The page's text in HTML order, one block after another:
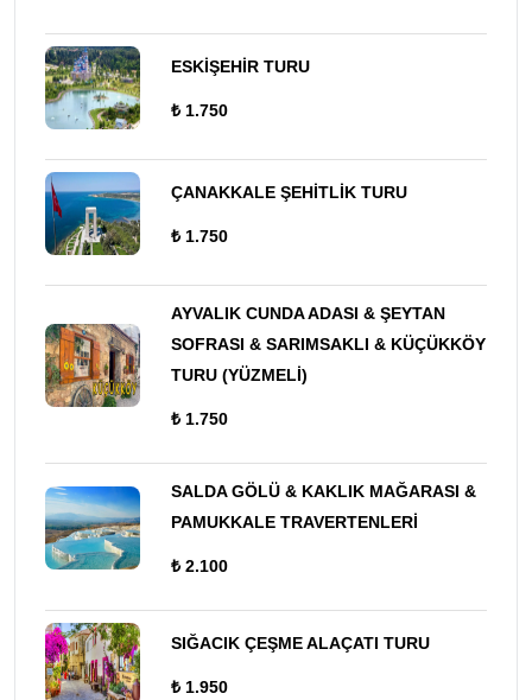
ESKİŞEHİR TURU
₺ 1.750
ÇANAKKALE ŞEHİTLİK TURU
₺ 1.750
AYVALIK CUNDA ADASI & ŞEYTAN
SOFRASI & SARIMSAKLI & KÜÇÜKKÖY
TURU (YÜZMELİ)
₺ 1.750
SALDA GÖLÜ & KAKLIK MAĞARASI &
PAMUKKALE TRAVERTENLERİ
₺ 2.100
SIĞACIK ÇEŞME ALAÇATI TURU
₺ 1.950